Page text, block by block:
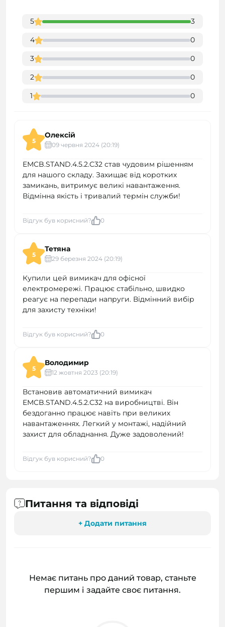
5 3
4 0
3 0
2 0
1 0
5
Олексій
09 червня 2024 (20:19)
EMCB.STAND.4.5.2.C32 став чудовим рішенням
для нашого складу. Захищає від коротких
замикань, витримує великі навантаження.
Відмінна якість і тривалий термін служби!
Відгук був корисний? 0
5
Тетяна
29 березня 2024 (20:19)
Купили цей вимикач для офісної
електромережі. Працює стабільно, швидко
реагує на перепади напруги. Відмінний вибір
для захисту техніки!
Відгук був корисний? 0
5
Володимир
12 жовтня 2023 (20:19)
Встановив автоматичний вимикач
EMCB.STAND.4.5.2.C32 на виробництві. Він
бездоганно працює навіть при великих
навантаженнях. Легкий у монтажі, надійний
захист для обладнання. Дуже задоволений!
Відгук був корисний? 0
Питання та відповіді
+ Додати питання
Немає питань про даний товар, станьте
першим і задайте своє питання.